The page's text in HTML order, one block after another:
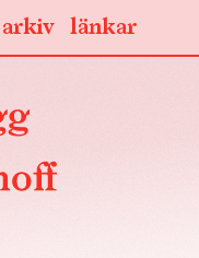
länkar
arkiv